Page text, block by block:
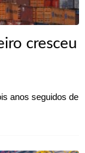
cresceu
anos seguidos de